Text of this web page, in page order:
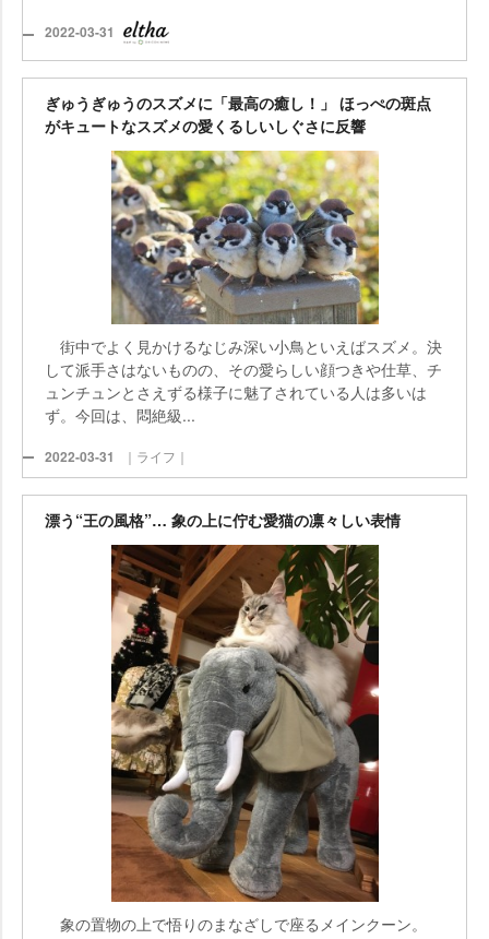
2022-03-31
ぎゅうぎゅうのスズメに「最高の癒し！」 ほっぺの斑点
がキュートなスズメの愛くるしいしぐさに反響
街中でよく見かけるなじみ深い小鳥といえばスズメ。決
して派手さはないものの、その愛らしい顔つきや仕草、チ
ュンチュンとさえずる様子に魅了されている人は多いは
ず。今回は、悶絶級...
2022-03-31 ｜ライフ｜
漂う“王の風格”… 象の上に佇む愛猫の凛々しい表情
象の置物の上で悟りのまなざしで座るメインクーン。